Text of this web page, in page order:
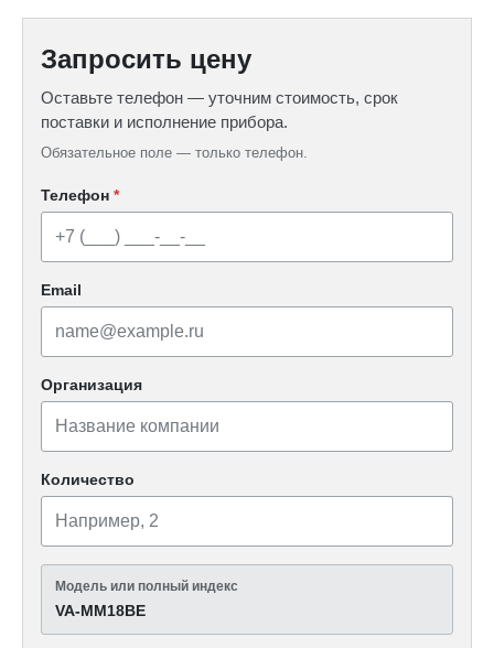
Запросить цену
Оставьте телефон — уточним стоимость, срок
поставки и исполнение прибора.
Обязательное поле — только телефон.
Телефон *
Email
Организация
Количество
Модель или полный индекс
VA-MM18ВЕ